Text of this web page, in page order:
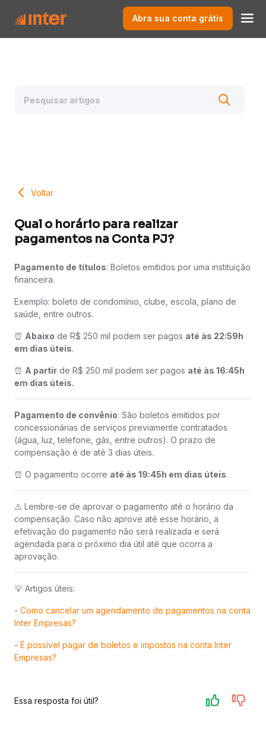
Abra sua conta grátis
Voltar
Qual o horário para realizar
pagamentos na Conta PJ?
Pagamento de títulos: Boletos emitidos por uma instituição
financeira.
Exemplo: boleto de condomínio, clube, escola, plano de
saúde, entre outros.
⏰ Abaixo de R$ 250 mil podem ser pagos até às 22:59h
em dias úteis.
⏰ A partir de R$ 250 mil podem ser pagos até às 16:45h
em dias úteis.
Pagamento de convênio: São boletos emitidos por
concessionárias de serviços previamente contratados
(água, luz, telefone, gás, entre outros). O prazo de
compensação é de até 3 dias úteis.
⏰ O pagamento ocorre até às 19:45h em dias úteis.
⚠️ Lembre-se de aprovar o pagamento até o horário da
compensação. Caso não aprove até esse horário, a
efetivação do pagamento não será realizada e será
agendada para o próximo dia útil até que ocorra a
aprovação.
💡 Artigos úteis:
- Como cancelar um agendamento de pagamentos na conta
Inter Empresas?
- É possível pagar de boletos e impostos na conta Inter
Empresas?
Essa resposta foi útil?